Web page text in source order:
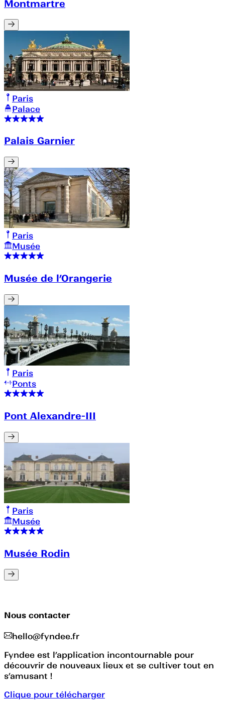
Montmartre
Paris
Palace
Palais Garnier
Paris
Musée
Musée de l’Orangerie
Paris
Ponts
Pont Alexandre-III
Paris
Musée
Musée Rodin
Nous contacter
hello@fyndee.fr
Fyndee est l’application incontournable pour
découvrir de nouveaux lieux et se cultiver tout en
s’amusant !
Clique pour télécharger